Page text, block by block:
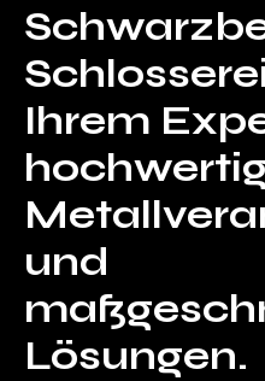
Ihrem
und
Lösungen.